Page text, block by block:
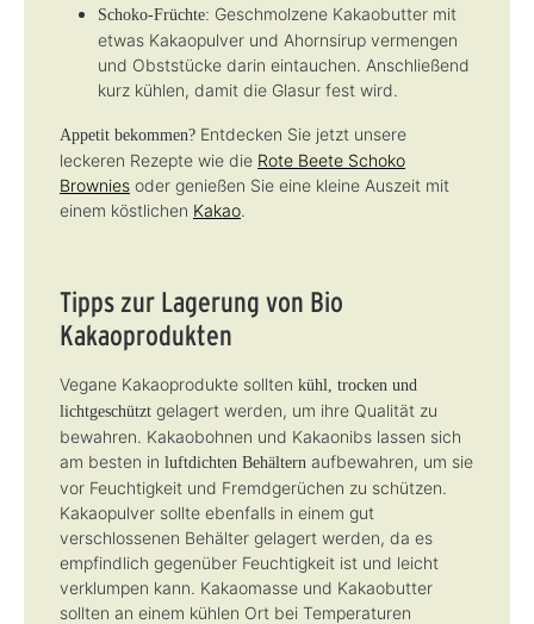
Schoko-Früchte: Geschmolzene Kakaobutter mit
etwas Kakaopulver und Ahornsirup vermengen
und Obststücke darin eintauchen. Anschließend
kurz kühlen, damit die Glasur fest wird.
Appetit bekommen? Entdecken Sie jetzt unsere
leckeren Rezepte wie die Rote Beete Schoko
Brownies oder genießen Sie eine kleine Auszeit mit
einem köstlichen Kakao.
Tipps zur Lagerung von Bio
Kakaoprodukten
Vegane Kakaoprodukte sollten kühl, trocken und
lichtgeschützt gelagert werden, um ihre Qualität zu
bewahren. Kakaobohnen und Kakaonibs lassen sich
am besten in luftdichten Behältern aufbewahren, um sie
vor Feuchtigkeit und Fremdgerüchen zu schützen.
Kakaopulver sollte ebenfalls in einem gut
verschlossenen Behälter gelagert werden, da es
empfindlich gegenüber Feuchtigkeit ist und leicht
verklumpen kann. Kakaomasse und Kakaobutter
sollten an einem kühlen Ort bei Temperaturen